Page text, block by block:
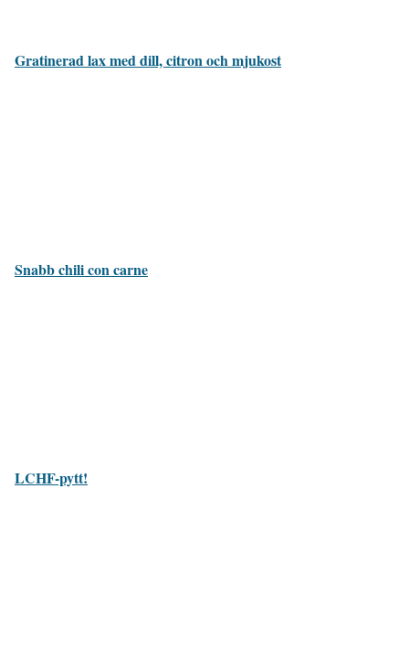
Gratinerad lax med dill, citron och mjukost
Snabb chili con carne
LCHF-pytt!